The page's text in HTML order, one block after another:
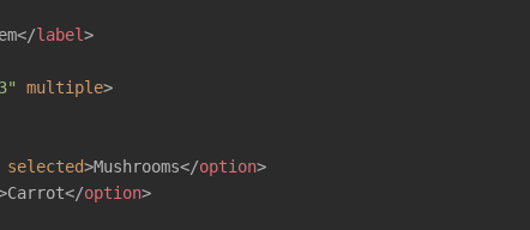
</label>
multiple>
selected>Mushrooms</option>
Carrot</option>